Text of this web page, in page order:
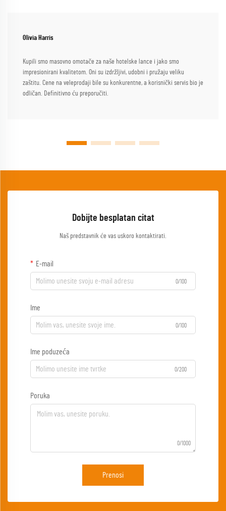
Olivia Harris
Kupili smo masovno omotače za naše hotelske lance i jako smo
impresionirani kvalitetom. Oni su izdržljivi, udobni i pružaju veliku
zaštitu. Cene na veleprodaji bile su konkurentne, a korisnički servis bio je
odličan. Definitivno ću preporučiti.
Dobijte besplatan citat
Naš predstavnik će vas uskoro kontaktirati.
E-mail
0/100
Ime
0/100
Ime poduzeća
0/200
Poruka
0/1000
Prenosi